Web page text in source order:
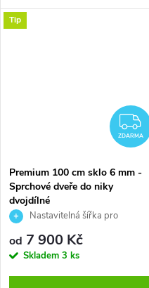
Tip
ZDARMA
Premium 100 cm sklo 6 mm -
Sprchové dveře do niky
dvojdílné
Nastavitelná šířka pro
nepřesně zbudovanou niku v
rozmezí 5 cm (96-101 cm). Výška
od 7 900 Kč
Skladem 3 ks